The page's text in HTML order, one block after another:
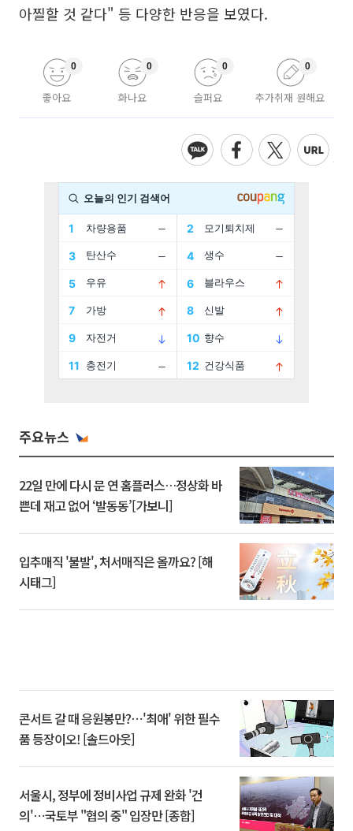
아찔할 것 같다" 등 다양한 반응을 보였다.
좋아요
0
화나요
0
슬퍼요
0
추가취재 원해요
0
주요뉴스
22일 만에 다시 문 연 홈플러스…정상화 바
쁜데 재고 없어 ‘발동동’[가보니]
입추매직 '불발', 처서매직은 올까요? [해
시태그]
콘서트 갈 때 응원봉만?⋯'최애' 위한 필수
품 등장이오! [솔드아웃]
서울시, 정부에 정비사업 규제 완화 '건
의'⋯국토부 "협의 중" 입장만 [종합]